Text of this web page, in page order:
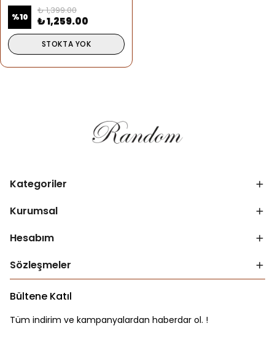
%10
₺ 1,399.00
₺ 1,259.00
STOKTA YOK
Kategoriler
Kurumsal
Hesabım
Sözleşmeler
Bültene Katıl
Tüm indirim ve kampanyalardan haberdar ol. !